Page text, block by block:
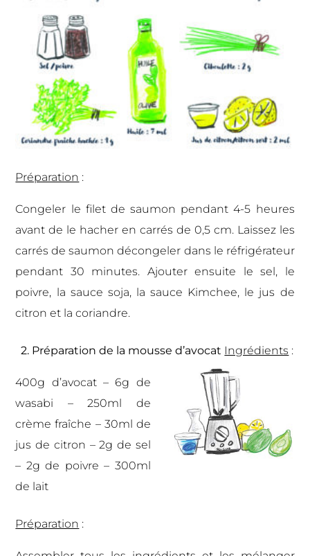
Préparation :
Congeler le filet de saumon pendant 4-5 heures
avant de le hacher en carrés de 0,5 cm. Laissez les
carrés de saumon décongeler dans le réfrigérateur
pendant 30 minutes. Ajouter ensuite le sel, le
poivre, la sauce soja, la sauce Kimchee, le jus de
citron et la coriandre.
2. Préparation de la mousse d’avocat Ingrédients :
400g d’avocat – 6g de
wasabi – 250ml de
crème fraîche – 30ml de
jus de citron – 2g de sel
– 2g de poivre – 300ml
de lait
Préparation :